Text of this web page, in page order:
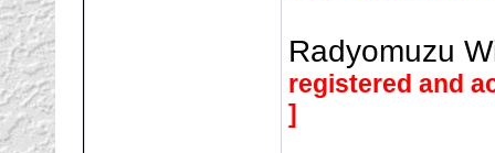
Radyomuzu
registered and
]